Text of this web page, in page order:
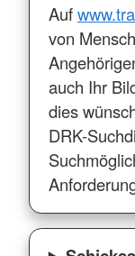
Auf
von
auch Ihr
dies
DRK-